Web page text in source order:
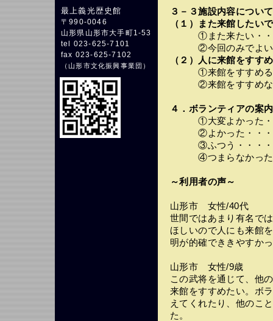
最上義光歴史館
〒990-0046
山形県山形市大手町1-53
tel 023-625-7101
fax 023-625-7102
（山形市文化振興事業団 ）
３－３施設内容について
（１）また来館したい
①また来たい・・・
②今回のみでよい・
（２）人に来館をすす
①来館をすすめる・
②来館をすすめない
４．ボランティアの案
①大変よかった・・
②よかった・・・・
③ふつう・・・・・
④つまらなかった・
～利用者の声～
山形市 女性/40代
世間ではあまり有名で
ほしいので人にも来館
明が的確でききやすか
山形市 女性/9歳
この武将を通じて、他
来館をすすめたい。ボ
えてくれたり、他のこ
た。